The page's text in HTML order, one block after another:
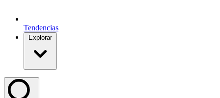
Tendencias
Explorar